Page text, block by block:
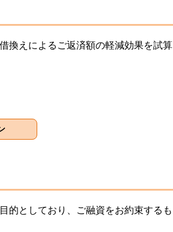
換えによるご返済額の軽減効果を試算
的としており、ご融資をお約束するも